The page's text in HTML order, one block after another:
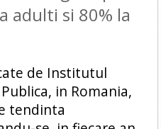
adulti si 80% la
de Institutul
in Romania,
tendinta